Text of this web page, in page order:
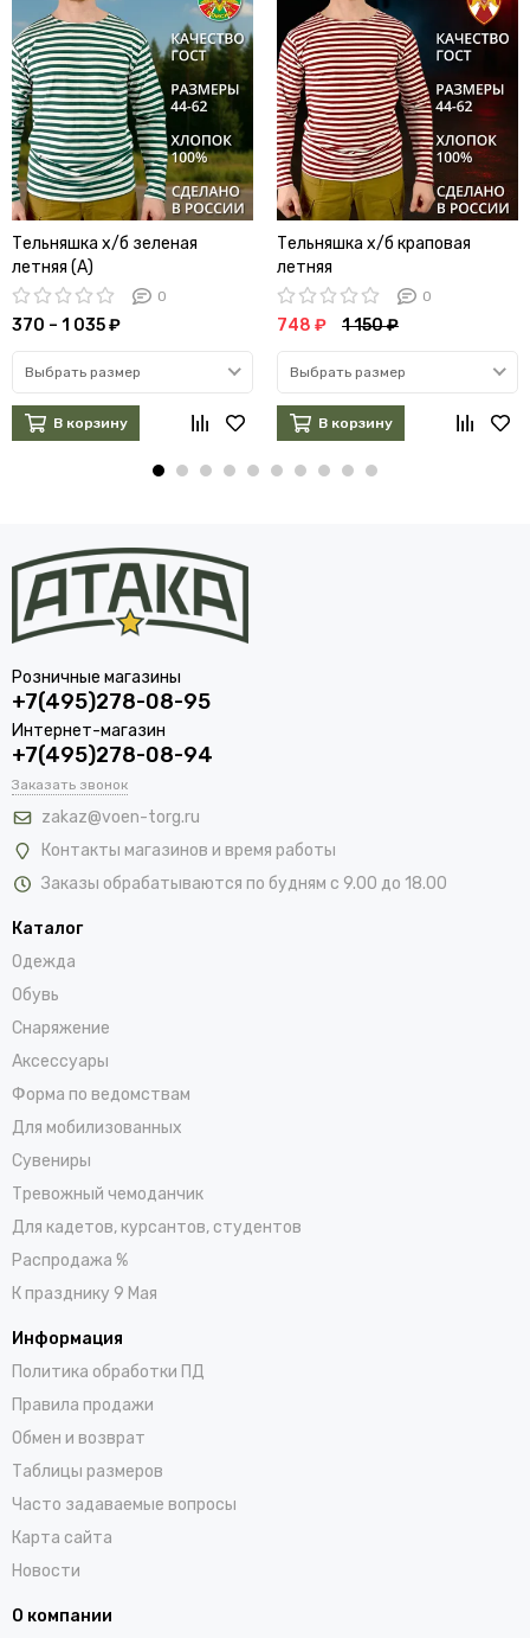
Тельняшка х/б зеленая
летняя (А)
0
370 – 1 035 ₽
Выбрать размер
В корзину
Тельняшка х/б краповая
летняя
0
748 ₽ 1 150 ₽
Выбрать размер
В корзину
Розничные магазины
+7(495)278-08-95
Интернет-магазин
+7(495)278-08-94
Заказать звонок
zakaz@voen-torg.ru
Контакты магазинов и время работы
Заказы обрабатываются по будням с 9.00 до 18.00
Каталог
Одежда
Обувь
Снаряжение
Аксессуары
Форма по ведомствам
Для мобилизованных
Сувениры
Тревожный чемоданчик
Для кадетов, курсантов, студентов
Распродажа %
К празднику 9 Мая
Информация
Политика обработки ПД
Правила продажи
Обмен и возврат
Таблицы размеров
Часто задаваемые вопросы
Карта сайта
Новости
О компании